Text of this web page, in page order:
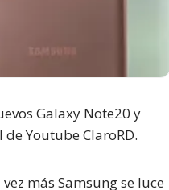
Galaxy Note20 y
Youtube ClaroRD.
más Samsung se luce